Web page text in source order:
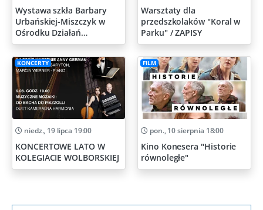
Wystawa szkła Barbary
Urbańskiej-Miszczyk w
Ośrodku Działań
Artystycznych
Warsztaty dla
przedszkolaków "Koral w
Parku" / ZAPISY
KONCERTY
niedz., 19 lipca 19:00
KONCERTOWE LATO W
KOLEGIACIE WOLBORSKIEJ
FILM
pon., 10 sierpnia 18:00
Kino Konesera "Historie
równoległe"